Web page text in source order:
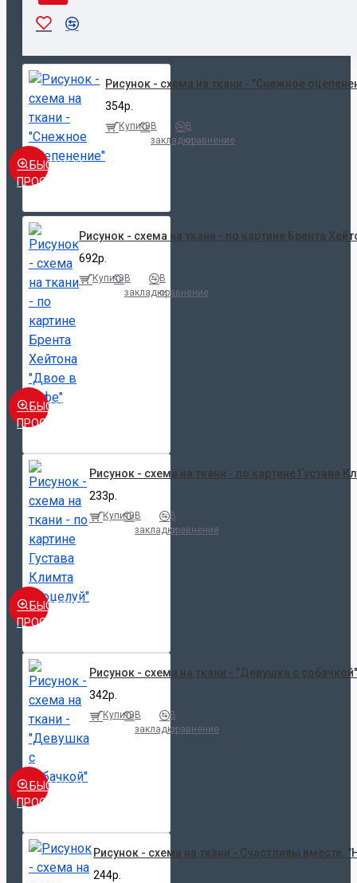
НЕДАВНО ПРОСМОТРЕННЫЕ
БЫСТРЫЙ
ПРОСМОТР
Рисунок - схема на ткани - "Снежное
354р.
Купить В
закладки
В
сравнение
БЫСТРЫЙ
ПРОСМОТР
Рисунок - схема на ткани - по картине Брента
692р.
Купить В
закладки
В
сравнение
БЫСТРЫЙ
ПРОСМОТР
Рисунок - схема на ткани - по картине Густава
233р.
Купить В
закладки
В
сравнение
БЫСТРЫЙ
ПРОСМОТР
Рисунок - схема на ткани - "Девушка с собачкой"
342р.
Купить В
закладки
В
сравнение
Рисунок - схема на ткани - Счастливы вместе.
244р.